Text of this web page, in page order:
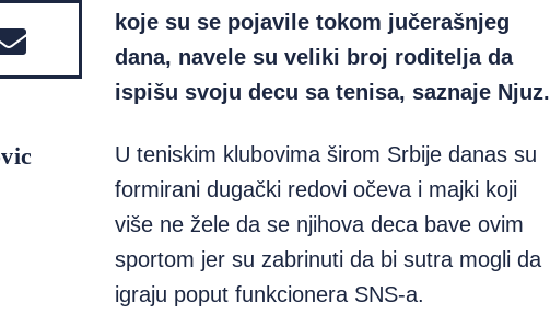
koje su se pojavile tokom jučerašnjeg
dana, navele su veliki broj roditelja da
ispišu svoju decu sa tenisa, saznaje Njuz.
U teniskim klubovima širom Srbije danas su
formirani dugački redovi očeva i majki koji
više ne žele da se njihova deca bave ovim
sportom jer su zabrinuti da bi sutra mogli da
igraju poput funkcionera SNS-a.